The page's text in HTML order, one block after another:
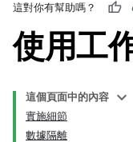
這對你有幫助嗎？
使用工
這個頁面中的內容
實施細節
數據隔離